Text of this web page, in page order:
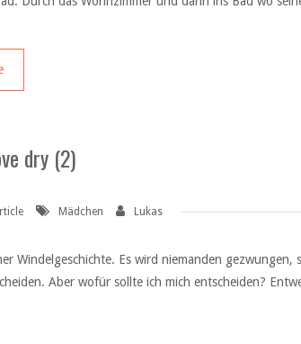
dry (2)
Mädchen Lukas
Es wird niemanden gezwungen,
Aber wofür sollte ich mich entscheiden?